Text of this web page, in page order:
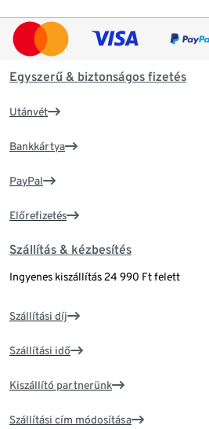
Egyszerű & biztonságos fizetés
Utánvét
Bankkártya
PayPal
Előrefizetés
Szállítás & kézbesítés
Ingyenes kiszállítás 24 990 Ft felett
Szállítási díj
Szállítási idő
Kiszállító partnerünk
Szállítási cím módosítása